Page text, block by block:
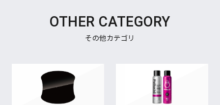
OTHER CATEGORY
その他カテゴリ